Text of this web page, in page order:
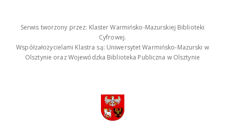
Serwis tworzony przez: Klaster Warmińsko-Mazurskiej Biblioteki
Cyfrowej.
Współzałożycielami Klastra są: Uniwersytet Warmińsko-Mazurski w
Olsztynie oraz Wojewódzka Biblioteka Publiczna w Olsztynie